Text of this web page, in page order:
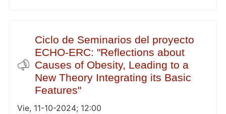
Ciclo de Seminarios del proyecto
ECHO-ERC: "Reflections about
Causes of Obesity, Leading to a
New Theory Integrating its Basic
Features"
Vie, 11-10-2024; 12:00